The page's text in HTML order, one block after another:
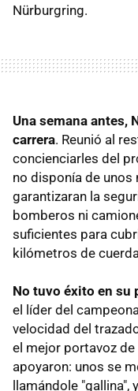
Nürburgring.
Una semana antes,
carrera. Reunió al
concienciarles del
no disponía de
garantizaran la
bomberos ni
suficientes para
kilómetros de
No tuvo éxito en su
el líder del
velocidad del
el mejor portavoz
apoyaron: unos se
llamándole "gallina",